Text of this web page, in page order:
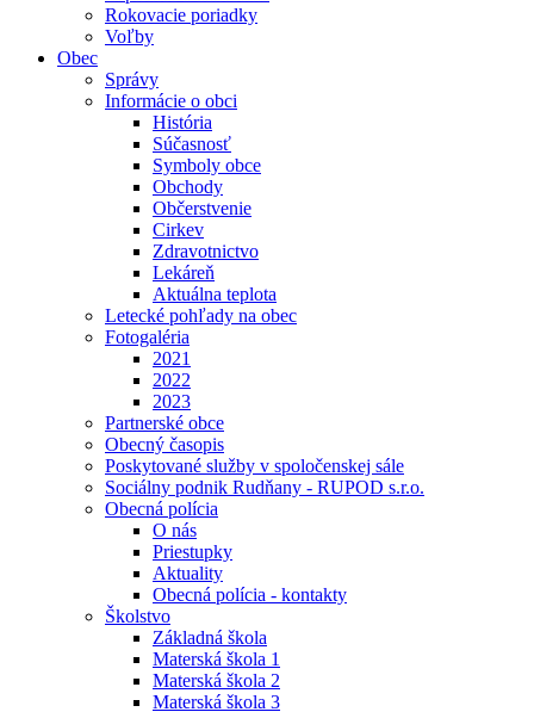
Rokovacie poriadky
Voľby
Obec
Správy
Informácie o obci
História
Súčasnosť
Symboly obce
Obchody
Občerstvenie
Cirkev
Zdravotnictvo
Lekáreň
Aktuálna teplota
Letecké pohľady na obec
Fotogaléria
2021
2022
2023
Partnerské obce
Obecný časopis
Poskytované služby v spoločenskej sále
Sociálny podnik Rudňany - RUPOD s.r.o.
Obecná polícia
O nás
Priestupky
Aktuality
Obecná polícia - kontakty
Školstvo
Základná škola
Materská škola 1
Materská škola 2
Materská škola 3